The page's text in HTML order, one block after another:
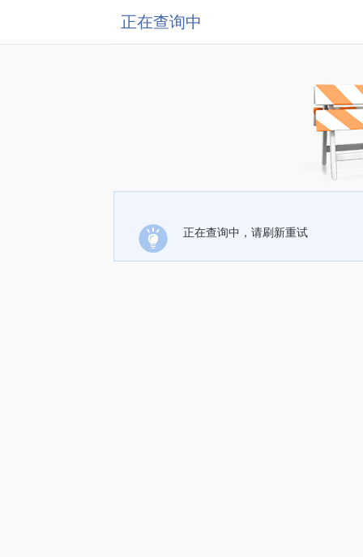
正在查询中
正在查询中，请刷新重试